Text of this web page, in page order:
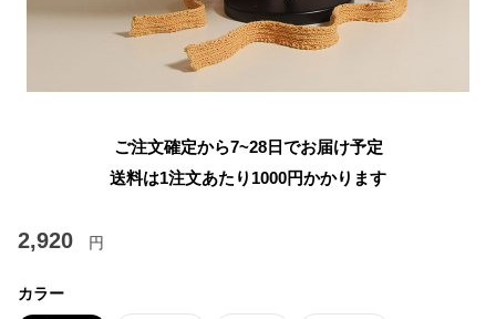
ご注文確定から7~28日でお届け予定
送料は1注文あたり 1000円かかります
2,920 円
カラー